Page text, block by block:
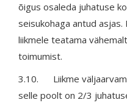
õigus osaleda juhatuse
seisukohaga antud
liikmele teatama
toimumist.
3.10. Liikme
selle poolt on 2/3